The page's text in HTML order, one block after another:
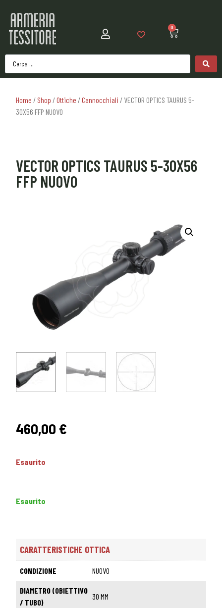
0
Home / Shop /Ottiche /Cannocchiali / VECTOR OPTICS TAURUS 5-
30X56 FFP NUOVO
VECTOR OPTICS TAURUS 5-30X56
FFP NUOVO
460,00 €
Esaurito
Esaurito
CARATTERISTICHE OTTICA
CONDIZIONE NUOVO
DIAMETRO (OBIETTIVO
/ TUBO)
30 MM